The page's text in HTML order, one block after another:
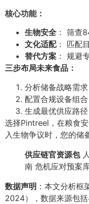
核心功能：
生物安全 ： 筛查
文化适配： 匹配
替代方案 ： 规避
三步布局未来食品：
分析储备战略需求
配置合规设备组合
生成最优供应路径
选择Pintreel，在粮食
入生物争议时，您的储
供应链官资源包
南 危机应对预案
数据声明 ：本文分析框
2024），数据来源包